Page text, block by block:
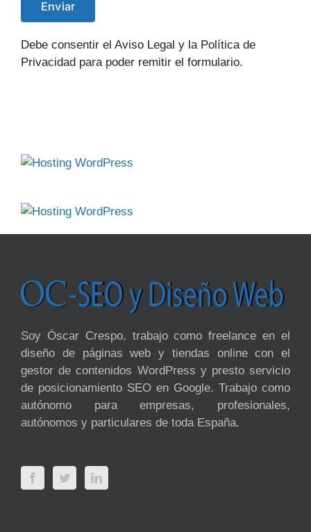
Debe consentir el Aviso Legal y la Política de
Privacidad para poder remitir el formulario.
Soy Óscar Crespo, trabajo como freelance en el
diseño de páginas web y tiendas online con el
gestor de contenidos WordPress y presto servicio
de posicionamiento SEO en Google. Trabajo como
autónomo para empresas, profesionales,
autónomos y particulares de toda España.